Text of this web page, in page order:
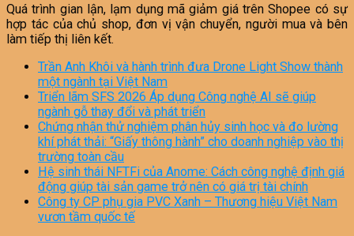
Quá trình gian lận, lạm dụng mã giảm giá trên Shopee có sự
hợp tác của chủ shop, đơn vị vận chuyển, người mua và bên
làm tiếp thị liên kết.
Trần Anh Khôi và hành trình đưa Drone Light Show thành
một ngành tại Việt Nam
Triển lãm SFS 2026 Áp dụng Công nghệ AI sẽ giúp
ngành gỗ thay đổi và phát triển
Chứng nhận thử nghiệm phân hủy sinh học và đo lường
khí phát thải: “Giấy thông hành” cho doanh nghiệp vào thị
trường toàn cầu
Hệ sinh thái NFTFi của Anome: Cách công nghệ định giá
động giúp tài sản game trở nên có giá trị tài chính
Công ty CP phụ gia PVC Xanh – Thương hiệu Việt Nam
vươn tầm quốc tế